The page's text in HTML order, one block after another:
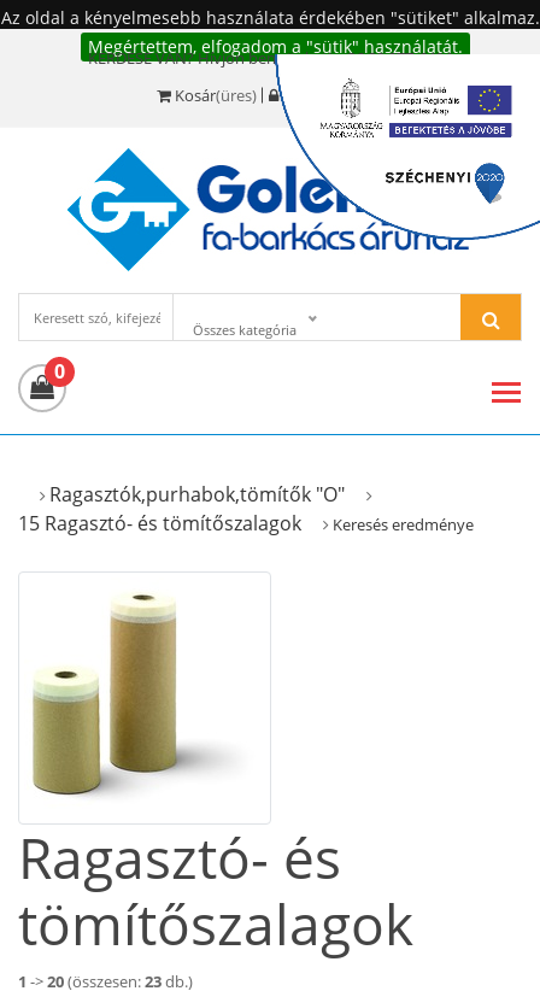
Az oldal a kényelmesebb használata érdekében "sütiket" alkalmaz.
Megértettem, elfogadom a "sütik" használatát.
KÉRDÉSE VAN? Hívjon bennünket!:+36 20 977-6494
Kosár(üres) Bejelentkezés
Összes kategória
0
Ragasztók,purhabok,tömítők "O"
15 Ragasztó- és tömítőszalagok
Keresés eredménye
Ragasztó- és
tömítőszalagok
1 ->20(összesen:23db.)